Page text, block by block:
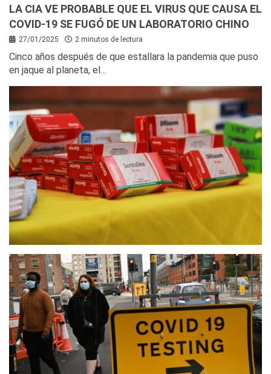
LA CIA VE PROBABLE QUE EL VIRUS QUE CAUSA EL
COVID-19 SE FUGÓ DE UN LABORATORIO CHINO
27/01/2025 2 minutos de lectura
Cinco años después de que estallara la pandemia que puso
en jaque al planeta, el…